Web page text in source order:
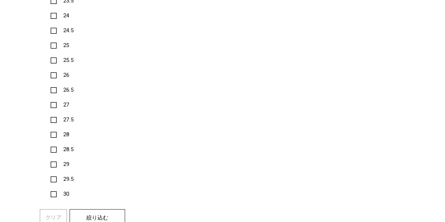
24
24.5
25
25.5
26
26.5
27
27.5
28
28.5
29
29.5
30
クリア 絞り込む